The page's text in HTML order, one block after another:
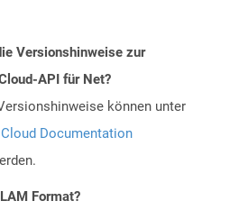
Versionshinweise zur
API für Net?
können unter
Documentation
Format?